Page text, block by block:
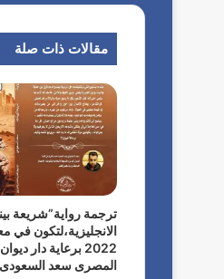
مقالات ذات صلة
ترجمة رواية”شريعة
الانجليزية،لتكون في
2022 برعاية دار
المصرى سعد السعودى